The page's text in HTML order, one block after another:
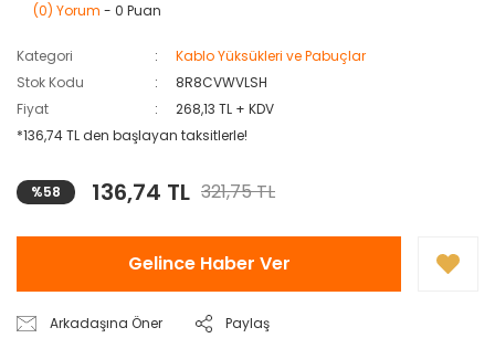
(0) Yorum - 0 Puan
Kategori
Kablo Yüksükleri ve Pabuçlar
Stok Kodu
8R8CVWVLSH
Fiyat
268,13 TL + KDV
*136,74 TL den başlayan taksitlerle!
%58 136,74 TL 321,75 TL
Gelince Haber Ver
Arkadaşına Öner Paylaş